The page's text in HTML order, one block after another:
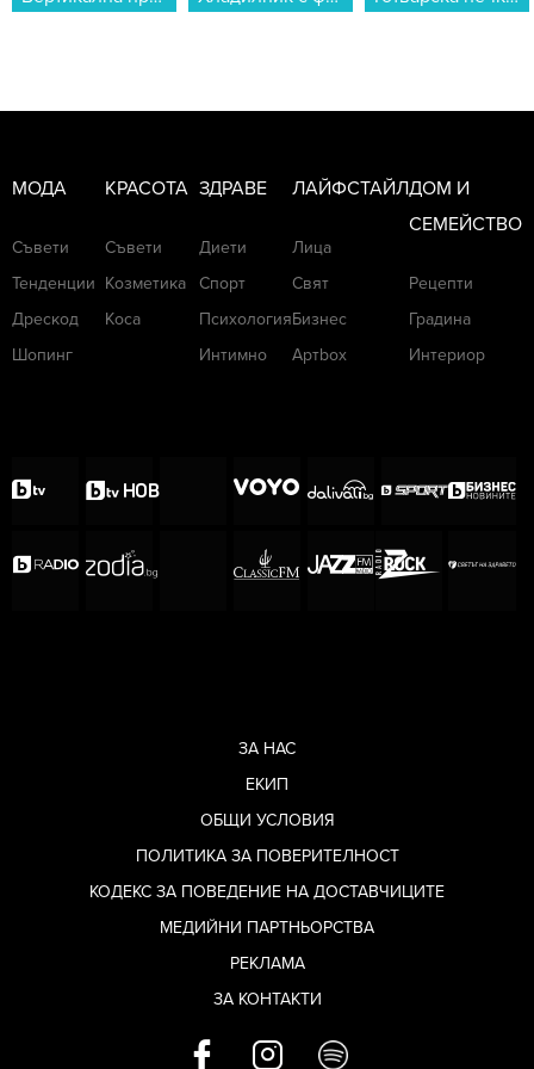
Никол
български
МОДА
Съвети
Тенденции
Дрескод
Шопинг
КРАСОТА
Съвети
Козметика
Коса
ЗДРАВЕ
Диети
Спорт
Психология
Интимно
ЛАЙФСТАЙЛ
Лица
Свят
Бизнес
Артbox
ДОМ И
СЕМЕЙСТВО
Рецепти
Градина
Интериор
ЗА НАС
ЕКИП
ОБЩИ УСЛОВИЯ
ПОЛИТИКА ЗА ПОВЕРИТЕЛНОСТ
КОДЕКС ЗА ПОВЕДЕНИЕ НА ДОСТАВЧИЦИТЕ
МЕДИЙНИ ПАРТНЬОРСТВА
РЕКЛАМА
ЗА КОНТАКТИ